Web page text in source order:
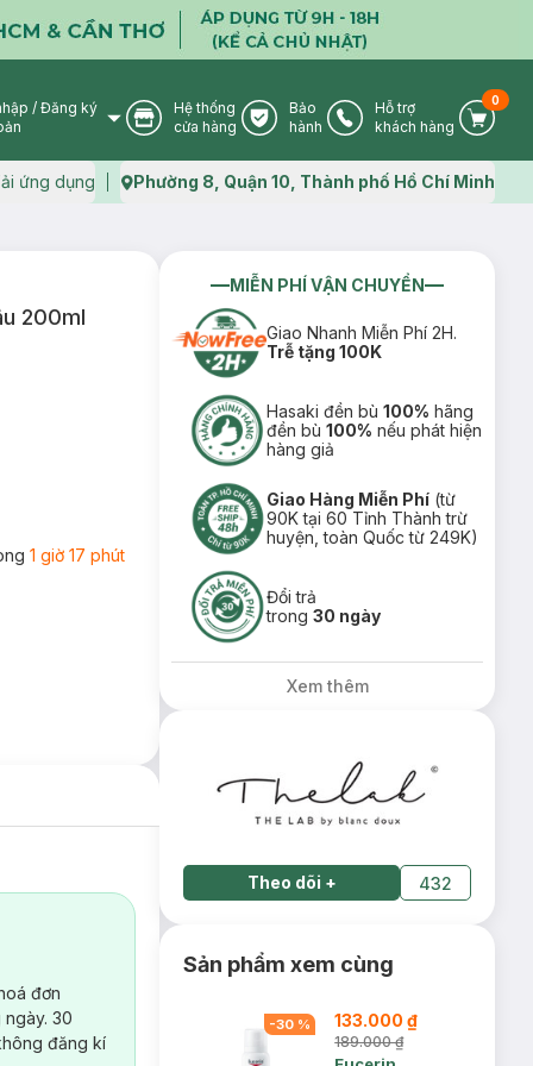
User Icon
/ Đăng ký
Store Icon
Hệ thống
cửa hàng
Warranty Icon
Bảo
hành
Phone Icon
Hỗ trợ
khách hàng
Cart
0
ứng dụng Map icon
Phường 8, Quận 10, Thành phố Hồ Chí Minh
200ml
1 giờ 17 phút
đơn
30
đăng kí
MIỄN PHÍ VẬN CHUYỂN
Giao Nhanh Miễn Phí 2H.
Trễ tặng 100K
Hasaki đền bù100% hãng
đền bù100% nếu phát hiện
hàng giả
Giao Hàng Miễn Phí (từ
90K tại 60 Tỉnh Thành trừ
huyện, toàn Quốc từ 249K)
Đổi trả
trong30 ngày
Xem thêm
Theo dõi + 432
Sản phẩm xem cùng
-30 % 133.000 ₫
189.000 ₫